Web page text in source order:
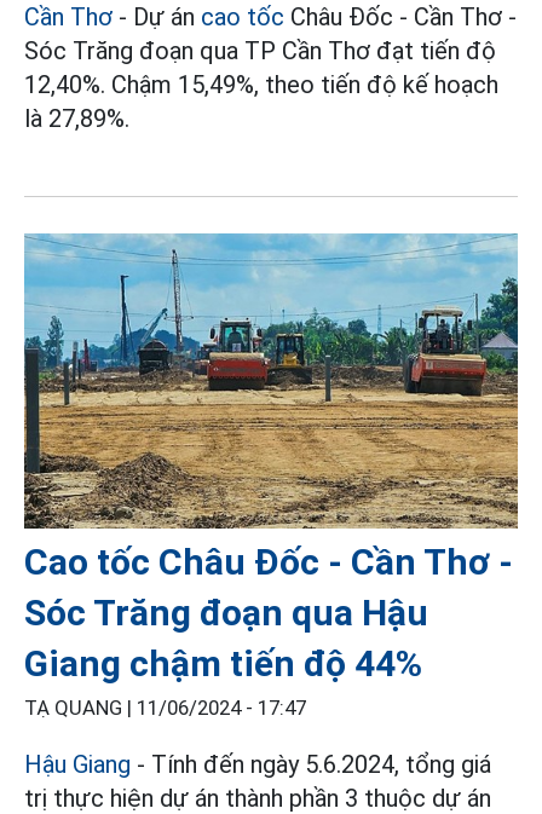
Cần Thơ - Dự án cao tốc Châu Đốc - Cần Thơ -
Sóc Trăng đoạn qua TP Cần Thơ đạt tiến độ
12,40%. Chậm 15,49%, theo tiến độ kế hoạch
là 27,89%.
Cao tốc Châu Đốc - Cần Thơ -
Sóc Trăng đoạn qua Hậu
Giang chậm tiến độ 44%
TẠ QUANG | 11/06/2024 - 17:47
Hậu Giang - Tính đến ngày 5.6.2024, tổng giá
trị thực hiện dự án thành phần 3 thuộc dự án